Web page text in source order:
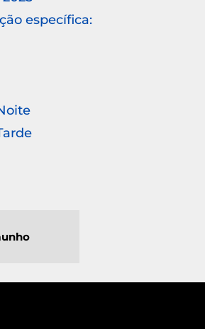
específica: